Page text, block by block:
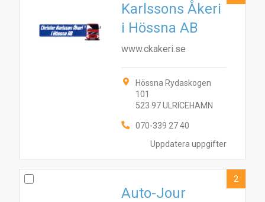
Uppdatera uppgifter
Karlssons Åkeri
i Hössna AB
www.ckakeri.se
Hössna Rydaskogen
101
523 97 ULRICEHAMN
070-339 27 40
Auto-Jour
2